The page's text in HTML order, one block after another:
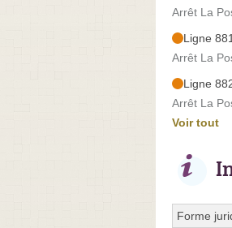
Arrêt La
Ligne
Arrêt La
Ligne
Arrêt La
Voir tout
Forme